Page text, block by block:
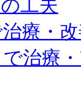
工夫
療・
治療